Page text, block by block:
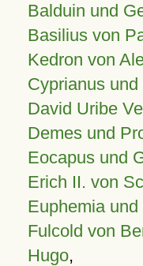
Balduin und
Basilius von
Kedron von
Cyprianus
David Uribe
Demes und
Eocapus und
Erich II. von
Euphemia
Fulcold von
Hugo,